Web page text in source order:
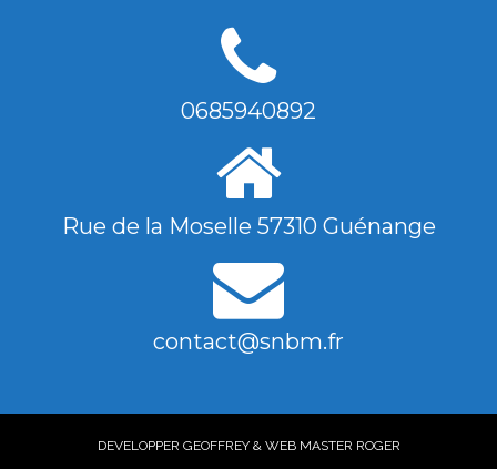
0685940892
Rue de la Moselle 57310 Guénange
contact@snbm.fr
DEVELOPPER GEOFFREY & WEB MASTER ROGER